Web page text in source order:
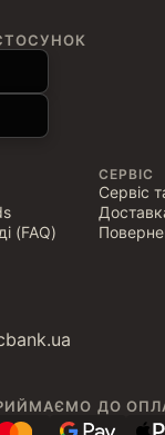
(FAQ)
СЕРВІС
Сервіс
ДО